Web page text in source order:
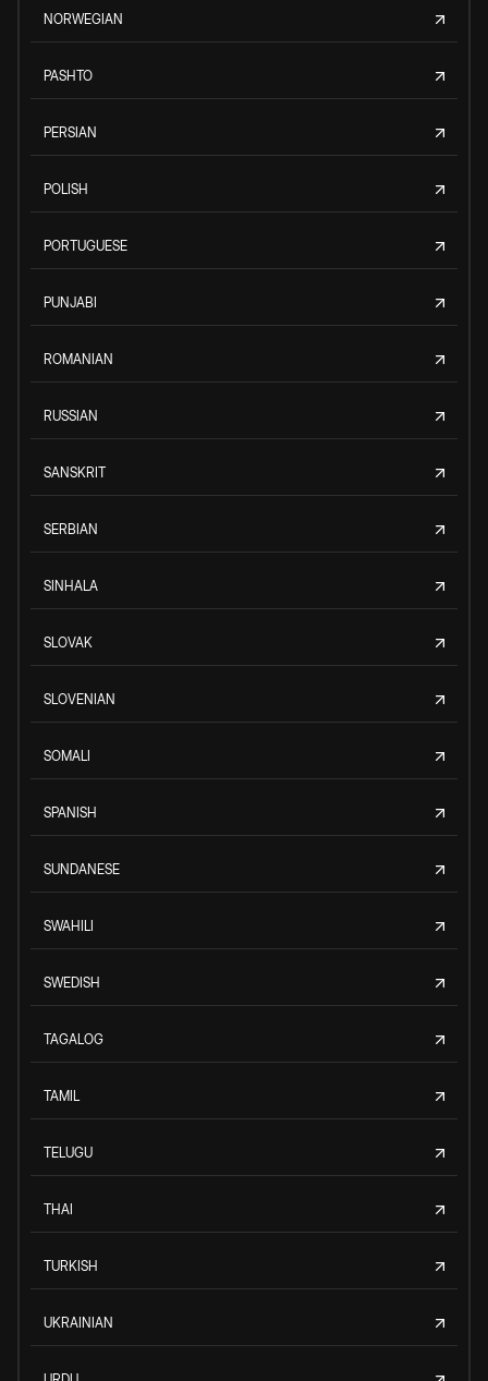
NORWEGIAN
PASHTO
PERSIAN
POLISH
PORTUGUESE
PUNJABI
ROMANIAN
RUSSIAN
SANSKRIT
SERBIAN
SINHALA
SLOVAK
SLOVENIAN
SOMALI
SPANISH
SUNDANESE
SWAHILI
SWEDISH
TAGALOG
TAMIL
TELUGU
THAI
TURKISH
UKRAINIAN